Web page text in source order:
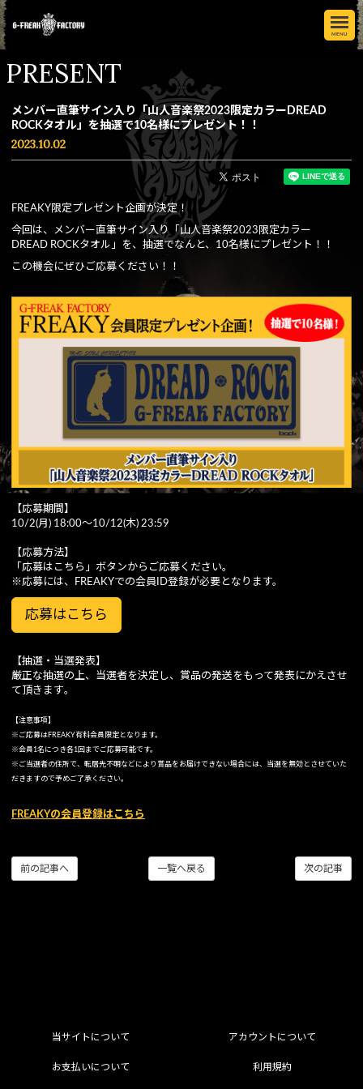
MENU
PRESENT
メンバー直筆サイン入り「山人音楽祭2023限定カラーDREAD
ROCKタオル」を抽選で10名様にプレゼント！！
2023.10.02
FREAKY限定プレゼント企画が決定！
今回は、メンバー直筆サイン入り「山人音楽祭2023限定カラー
DREAD ROCKタオル」を、抽選でなんと、10名様にプレゼント！！
この機会にぜひご応募ください！！
【応募期間】
10/2(月) 18:00〜10/12(木) 23:59
【応募方法】
「応募はこちら」ボタンからご応募ください。
※応募には、FREAKYでの会員ID登録が必要となります。
応募はこちら
【抽選・当選発表】
厳正な抽選の上、当選者を決定し、賞品の発送をもって発表にかえさせ
て頂きます｡
【注意事項】
※ご応募はFREAKY有料会員限定となります。
※会員1名につき各1回までご応募可能です。
※ご当選者の住所で、転居先不明などにより賞品をお届けできない場合には、当選を無効とさせていた
だきますので予めご了承ください。
FREAKYの会員登録はこちら
次の記事
一覧へ戻る
前の記事へ
当サイトについて アカウントについて
お支払いについて 利用規約